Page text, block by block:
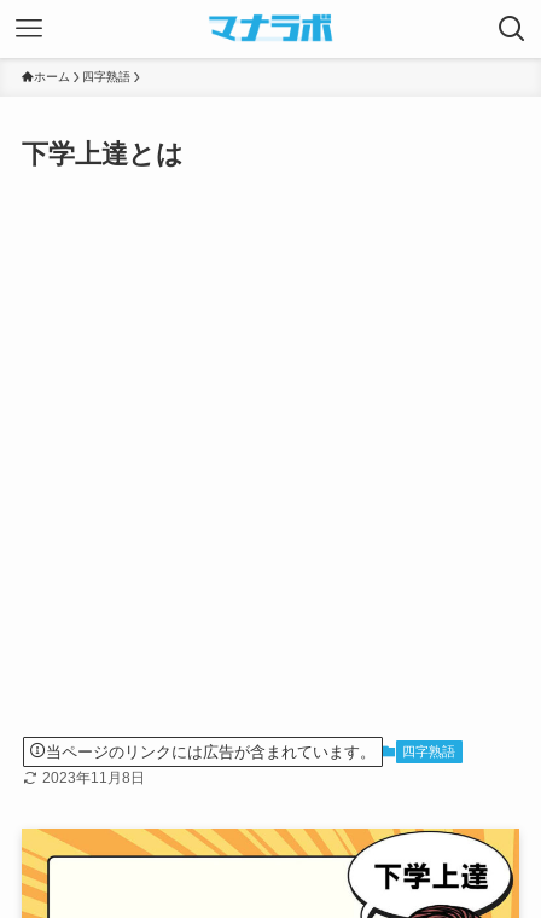
ホーム 四字熟語
下学上達とは
当ページのリンクには広告が含まれています。 四字熟語
2023年11月8日